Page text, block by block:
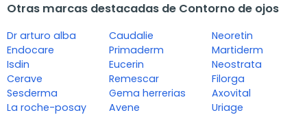
Otras marcas destacadas de Contorno de ojos
Dr arturo alba
Endocare
Isdin
Cerave
Sesderma
La roche-posay
Caudalie
Primaderm
Eucerin
Remescar
Gema herrerias
Avene
Neoretin
Martiderm
Neostrata
Filorga
Axovital
Uriage